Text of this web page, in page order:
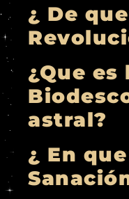
¿ De
¿Que es
astral?
¿ En